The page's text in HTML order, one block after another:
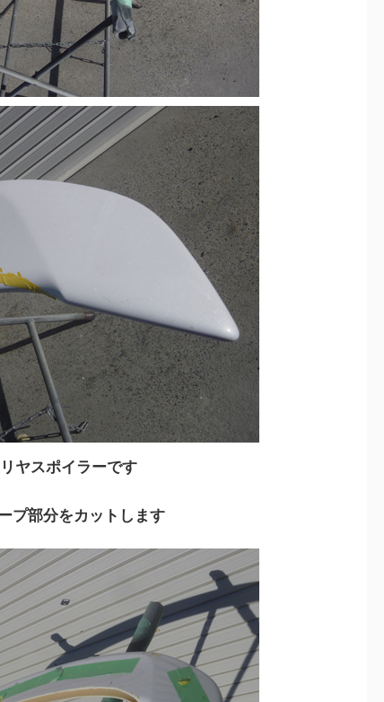
ヤスポイラーです
プ部分をカットします